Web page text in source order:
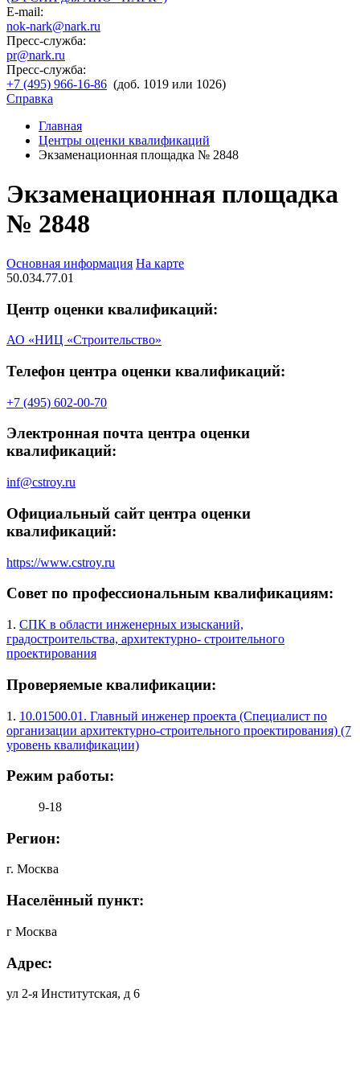
E-mail:
nok-nark@nark.ru
Пресс-служба:
pr@nark.ru
Пресс-служба:
+7 (495) 966-16-86 (доб. 1019 или 1026)
Справка
Главная
Центры оценки квалификаций
Экзаменационная площадка № 2848
Экзаменационная площадка
№ 2848
Основная информация На карте
50.034.77.01
Центр оценки квалификаций:
АО «НИЦ «Строительство»
Телефон центра оценки квалификаций:
+7 (495) 602-00-70
Электронная почта центра оценки
квалификаций:
inf@cstroy.ru
Официальный сайт центра оценки
квалификаций:
https://www.cstroy.ru
Совет по профессиональным квалификациям:
1. СПК в области инженерных изысканий,
градостроительства, архитектурно- строительного
проектирования
Проверяемые квалификации:
1. 10.01500.01. Главный инженер проекта (Специалист по
организации архитектурно-строительного проектирования) (7
уровень квалификации)
Режим работы:
9-18
Регион:
г. Москва
Населённый пункт:
г Москва
Адрес:
ул 2-я Институтская, д 6